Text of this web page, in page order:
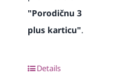
"Porodičnu 3
plus karticu".
Details